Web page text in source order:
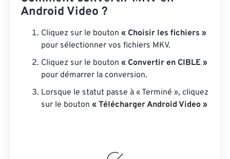
Android Video ?
Cliquez sur le bouton « Choisir les fichiers »
pour sélectionner vos fichiers MKV.
Cliquez sur le bouton « Convertir en CIBLE »
pour démarrer la conversion.
Lorsque le statut passe à « Terminé », cliquez
sur le bouton « Télécharger Android Video »